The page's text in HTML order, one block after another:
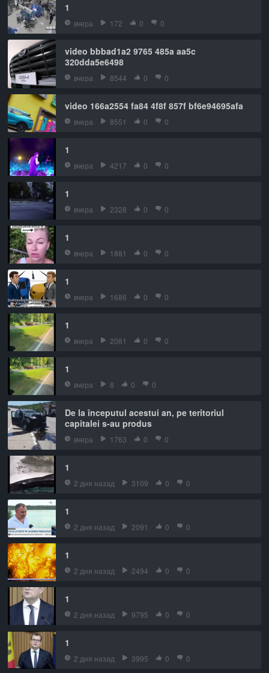
1
вчера 172 0 0
video bbbad1a2 9765 485a aa5c
320dda5e6498
вчера 8544 0 0
video 166a2554 fa84 4f8f 857f bf6e94695afa
вчера 8551 0 0
1
вчера 4217 0 0
1
вчера 2328 0 0
1
вчера 1881 0 0
1
вчера 1686 0 0
1
вчера 2081 0 0
1
вчера 8 0 0
De la începutul acestui an, pe teritoriul
capitalei s-au produs
вчера 1763 0 0
1
2 дня назад 3109 0 0
1
2 дня назад 2091 0 0
1
2 дня назад 2494 0 0
1
2 дня назад 9795 0 0
1
2 дня назад 3995 0 0